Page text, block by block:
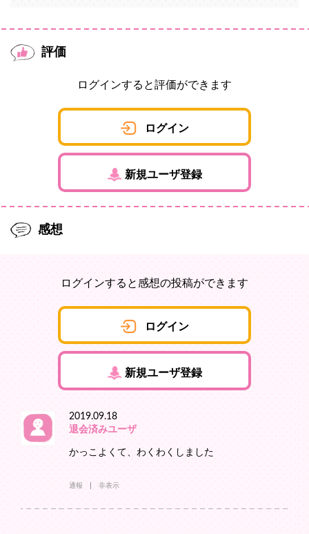
評価
ログインすると評価ができます
ログイン
新規ユーザ登録
感想
ログインすると感想の投稿ができます
ログイン
新規ユーザ登録
2019.09.18
退会済みユーザ
かっこよくて、わくわくしました
通報 非表示